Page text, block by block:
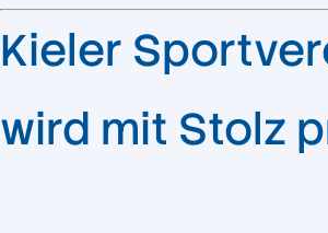
Kieler
wird mit Stolz